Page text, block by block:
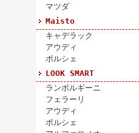
マツダ
Maisto
キャデラック
アウディ
ポルシェ
LOOK SMART
ランボルギーニ
フェラーリ
アウディ
ポルシェ